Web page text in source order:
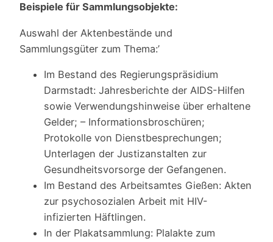
Beispiele für Sammlungsobjekte:
Auswahl der Aktenbestände und
Sammlungsgüter zum Thema:’
Im Bestand des Regierungspräsidium
Darmstadt: Jahresberichte der AIDS-Hilfen
sowie Verwendungshinweise über erhaltene
Gelder; – Informationsbroschüren;
Protokolle von Dienstbesprechungen;
Unterlagen der Justizanstalten zur
Gesundheitsvorsorge der Gefangenen.
Im Bestand des Arbeitsamtes Gießen: Akten
zur psychosozialen Arbeit mit HIV-
infizierten Häftlingen.
In der Plakatsammlung: Plalakte zum